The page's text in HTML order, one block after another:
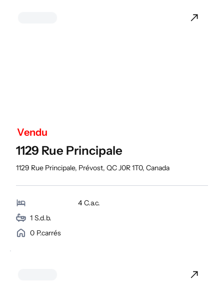
Vendu
1129 Rue Principale
1129 Rue Principale, Prévost, QC J0R 1T0, Canada
4 C.a.c.
1 S.d.b.
0 P.carrés